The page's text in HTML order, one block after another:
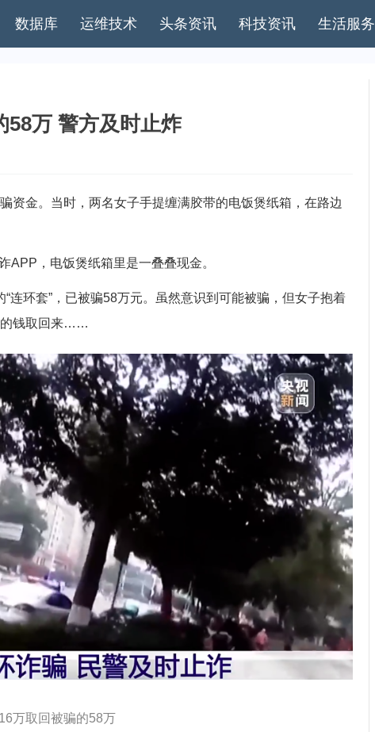
数据库 运维技术 头条资讯 科技资讯 生活服务
58万 警方及时止炸
金。当时，两名女子手提缠满胶带的电饭煲纸箱，在路边
，电饭煲纸箱里是一叠叠现金。
环套”，已被骗58万元。虽然意识到可能被骗，但女子抱着
的钱取回来……
万取回被骗的58万